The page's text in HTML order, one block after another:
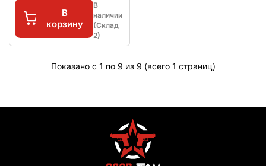
В
корзину
В
наличии
(Склад
2)
Показано с 1 по 9 из 9 (всего 1 страниц)